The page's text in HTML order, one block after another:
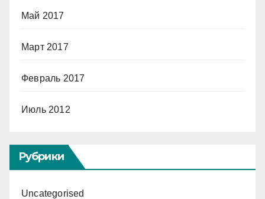
Май 2017
Март 2017
Февраль 2017
Июль 2012
Рубрики
Uncategorised